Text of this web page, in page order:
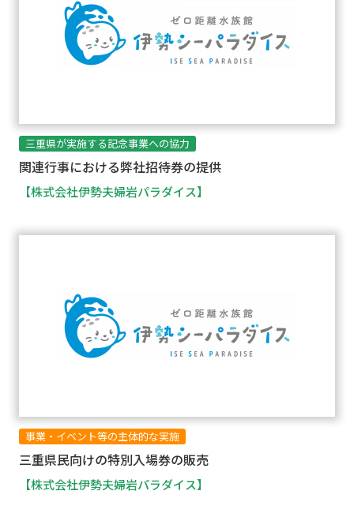
三重県が実施する記念事業への協力
関連行事における弊社招待券の提供
【株式会社伊勢夫婦岩パラダイス】
事業・イベント等の主体的な実施
三重県民向けの特別入場券の販売
【株式会社伊勢夫婦岩パラダイス】